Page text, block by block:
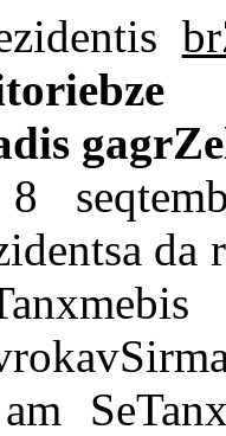
8
da